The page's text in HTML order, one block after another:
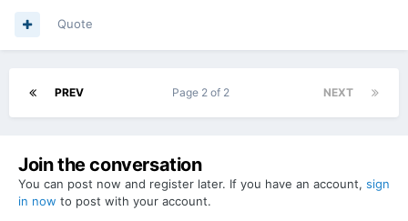
Quote
PREV NEXT
Page 2 of 2
Join the conversation
You can post now and register later. If you have an account, sign
in now to post with your account.